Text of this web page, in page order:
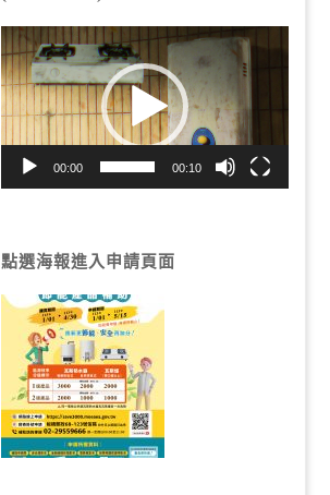
視
訊
播
放
00:00 00:10
點選海報進入申請頁面